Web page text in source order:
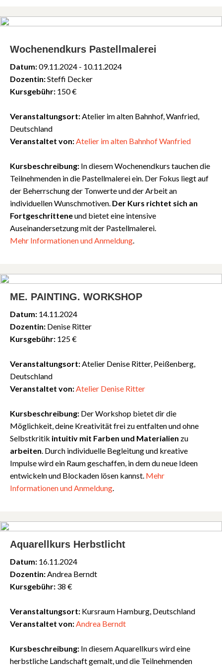
Wochenendkurs Pastellmalerei
Datum:09.11.2024 - 10.11.2024
Dozentin:Steffi Decker
Kursgebühr: 150 €
Veranstaltungsort:Atelier im alten Bahnhof, Wanfried,
Deutschland
Veranstaltet von:Atelier im alten Bahnhof Wanfried
Kursbeschreibung: In diesem Wochenendkurs tauchen die
Teilnehmenden in die Pastellmalerei ein. Der Fokus liegt auf
der Beherrschung der Tonwerte und der Arbeit an
individuellen Wunschmotiven. Der Kurs richtet sich an
Fortgeschritteneund bietet eine intensive
Auseinandersetzung mit der Pastellmalerei.
Mehr InformationenundAnmeldung.
ME. PAINTING. WORKSHOP
Datum: 14.11.2024
Dozentin: Denise Ritter
Kursgebühr: 125 €
Veranstaltungsort:Atelier Denise Ritter, Peißenberg,
Deutschland
Veranstaltet von:Atelier Denise Ritter
Kursbeschreibung: Der Workshop bietet dir die
Möglichkeit, deine Kreativität frei zu entfalten und ohne
Selbstkritik intuitiv mit Farben und Materialien zu
arbeiten. Durch individuelle Begleitung und kreative
Impulse wird ein Raum geschaffen, in dem du neue Ideen
entwickeln und Blockaden lösen kannst. Mehr
InformationenundAnmeldung.
Aquarellkurs Herbstlicht
Datum: 16.11.2024
Dozentin:Andrea Berndt
Kursgebühr: 38 €
Veranstaltungsort: Kursraum Hamburg, Deutschland
Veranstaltet von:Andrea Berndt
Kursbeschreibung: In diesem Aquarellkurs wird eine
herbstliche Landschaft gemalt, und die Teilnehmenden